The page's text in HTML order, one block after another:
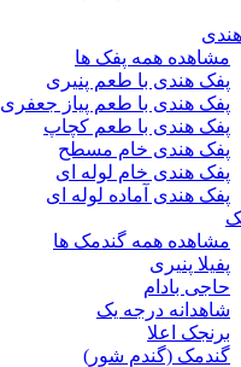
مشاهده همه پفک ها
پفک هندی با طعم پنیری
پفک هندی با طعم پیاز جعفری
پفک هندی با طعم کچاپ
پفک هندی خام مسطح
پفک هندی خام لوله ای
پفک هندی آماده لوله ای
مشاهده همه گندمک ها
پفیلا پنیری
حاجی بادام
شاهدانه درجه یک
برنجک اعلا
گندمک (گندم شور)